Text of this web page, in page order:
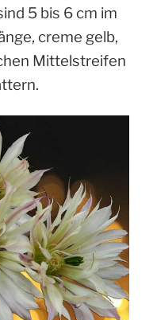
5 bis 6 cm im
creme gelb,
Mittelstreifen